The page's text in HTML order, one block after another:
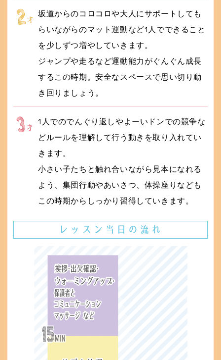
坂道からのコロコロや大人にサポートしても
らいながらのマット運動など1人でできること
を少しずつ増やしていきます。
ジャンプや走るなど運動能力がぐんぐん成長
するこの時期。安全なスペースで思い切り動
き回りましょう。
1人でのでんぐり返しやよーいドンでの競争な
どルールを理解して行う動きを取り入れてい
きます。
小さい子たちと触れ合いながら見本になれる
よう、集団行動やあいさつ、体操座りなども
この時期からしっかり習得していきます。